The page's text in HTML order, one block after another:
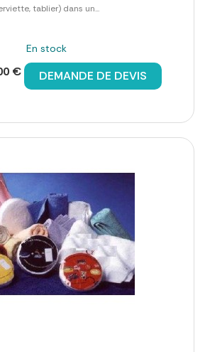
tablier) dans un...
En stock
€ DEMANDE DE DEVIS